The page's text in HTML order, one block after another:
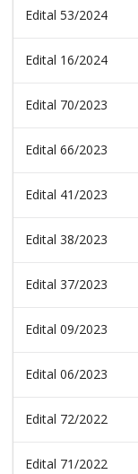
Edital 53/2024
Edital 16/2024
Edital 70/2023
Edital 66/2023
Edital 41/2023
Edital 38/2023
Edital 37/2023
Edital 09/2023
Edital 06/2023
Edital 72/2022
Edital 71/2022